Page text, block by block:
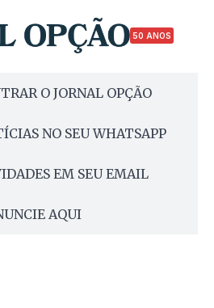
50 ANOS
O JORNAL OPÇÃO
NO SEU WHATSAPP
EM SEU EMAIL
AQUI